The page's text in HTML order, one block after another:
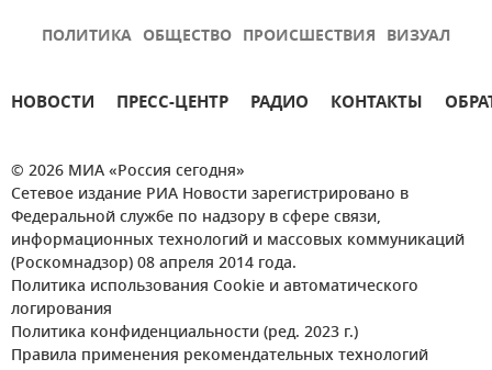
ПОЛИТИКА ОБЩЕСТВО ПРОИСШЕСТВИЯ ВИЗУАЛ
НОВОСТИ ПРЕСС-ЦЕНТР РАДИО КОНТАКТЫ
© 2026 МИА «Россия сегодня»
Сетевое издание РИА Новости зарегистрировано в
Федеральной службе по надзору в сфере связи,
информационных технологий и массовых коммуникаций
(Роскомнадзор) 08 апреля 2014 года.
Политика использования Cookie и автоматического
логирования
Политика конфиденциальности (ред. 2023 г.)
Правила применения рекомендательных технологий